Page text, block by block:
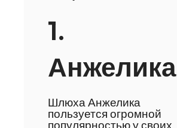
1.
Анжелика
Шлюха Анжелика
пользуется огромной
популярностью у своих